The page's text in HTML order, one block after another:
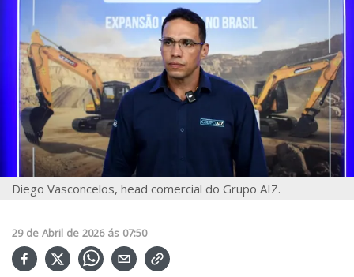
Diego Vasconcelos, head comercial do Grupo AIZ.
29 de Abril de 2026 ás 07:50